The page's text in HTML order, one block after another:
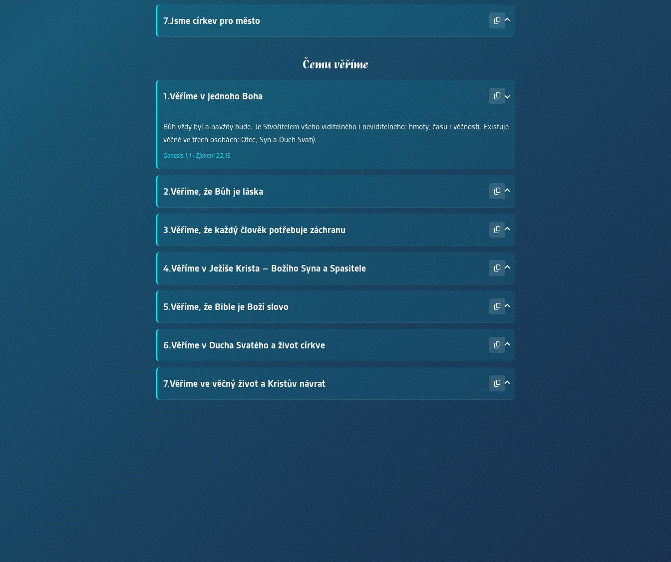
Chceme být každý den více podobní Kristu a hledáme, jak nás Bůh chce posunout. Pracujeme na sobě,
chceme se učit a milujeme změny k lepšímu.
Římanům 12,2 · Efeským 4,15 2. Petrův 1,5–8 1. Timoteovi 4,14–15
7.Jsme církev pro město
Milujeme Zlín a chceme mu sloužit. Aktivně se zapojujeme do života města a přinášíme světlo i naději lidem
kolem nás.
Matouš 5,14–16· Skutky 1,8
Čemu věříme
1.Věříme v jednoho Boha
Bůh vždy byl a navždy bude. Je Stvořitelem všeho viditelného i neviditelného: hmoty, času i věčnosti. Existuje
věčně ve třech osobách: Otec, Syn a Duch Svatý.
Genesis 1,1 · Zjevení 22,13
2.Věříme, že Bůh je láska
Bůh miluje každého člověka bez výjimky. Jeho touhou je vztah, ne náboženství. Bůh nám také říká, že
nejdůležitější přikázání je milovat Boha celým srdcem a milovat své bližní jako sebe samé.
1. Jan 4,16· Jan 3,16 · Matouš 22,37–39
3.Věříme, že každý člověk potřebuje záchranu
Každý z nás zhřešil a oddělil se od Boha. Žádné dobré skutky, náboženství ani morálka nás nemohou
zachránit. Odpuštění a věčný život dostáváme pouze skrze víru v Ježíše Krista a upřímné pokání.
Římanům 3,23· Římanům 6,23 · Efezským 2,8
4.Věříme v Ježíše Krista – Božího Syna a Spasitele
Ježíš je Boží Syn, který se stal člověkem. Žil bez hříchu, zemřel na kříži za hříchy všech lidí a třetího dne vstal
z mrtvých. Dnes žije a vládne jako Král.
1. Korintským 15,3–4 · Jan 14,6
5.Věříme, že Bible je Boží slovo
Bible je dokonalé Boží slovo inspirované Duchem Svatým, pravdivé a živé. Je naším nejvyšším měřítkem
pravdy a průvodcem pro život.
2. Timoteovi 3,16 · Žalm 119,105
6.Věříme v Ducha Svatého a život církve
Duch Svatý přebývá v každém věřícím, proměňuje ho, dává mu sílu k novému životu a obdarovává ho pro
službu druhým. Církev je Kristovo tělo: společenství lidí, kteří žijí víru společně, milují Boha a slouží světu.
Lukáš 4,18 · 1. Korintským 12,27
7.Věříme ve věčný život a Kristův návrat
Každý člověk bude existovat věčně. Buď s Bohem v nebi, nebo oddělen od Něho. Ježíš se znovu vrátí, aby
soudil svět a přinesl plnost svého království.
1. Tesalonickým 4,16–17 Zjevení 21,4